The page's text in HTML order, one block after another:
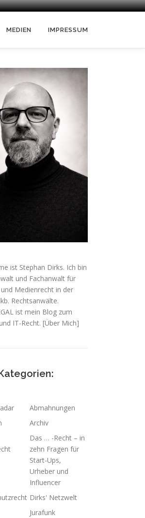
MEDIEN IMPRESSUM
ist Stephan Dirks. Ich bin
und Fachanwalt für
Medienrecht in der
Rechtsanwälte.
ist mein Blog zum
IT-Recht. [Über Mich]
Abmahnungen
Archiv
Das … -Recht – in
zehn Fragen für
Start-Ups,
Urheber und
Influencer
Dirks' Netzwelt
Jurafunk